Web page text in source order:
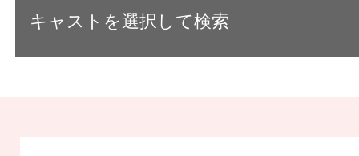
キャストを選択して検索